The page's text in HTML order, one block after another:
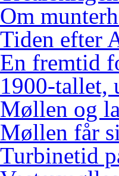
Om
Tiden efter
En fremtid
1900-
Møllen og
Møllen får
Turbinetid